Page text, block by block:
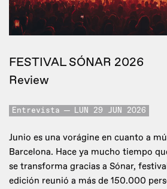
FESTIVAL SÓNAR 2026
Review
Entrevista LUN 29 JUN 2026
Junio es una vorágine en cuanto a
Barcelona. Hace ya mucho tiempo
se transforma gracias a Sónar,
edición reunió a más de 150.000